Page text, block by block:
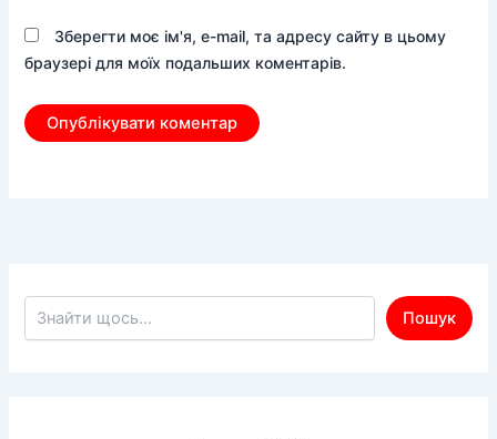
Зберегти моє ім'я, e-mail, та адресу сайту в цьому
браузері для моїх подальших коментарів.
Пошук по сайту
Пошук